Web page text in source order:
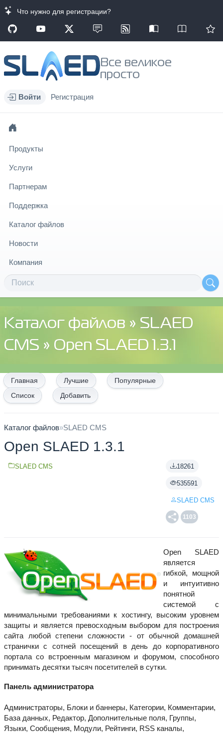
Что нужно для регистрации?
Все великое
просто
Войти Регистрация
Продукты
Услуги
Партнерам
Поддержка
Каталог файлов
Новости
Компания
Каталог файлов » SLAED
CMS » Open SLAED 1.3.1
Главная Лучшие
Популярные
Список
Добавить
Каталог файлов»SLAED CMS
Open SLAED 1.3.1
18261
535591
SLAED CMS
1103
SLAED CMS
Open SLAED
является
гибкой, мощной
и интуитивно
понятной
системой с
минимальными требованиями к хостингу, высоким уровнем
защиты и является превосходным выбором для построения
сайта любой степени сложности - от обычной домашней
странички с сотней посещений в день до корпоративного
портала со встроенным магазином и форумом, способного
принимать десятки тысяч посетителей в сутки.
Панель администратора
Администраторы, Блоки и баннеры, Категории, Комментарии,
База данных, Редактор, Дополнительные поля, Группы,
Языки, Сообщения, Модули, Рейтинги, RSS каналы,